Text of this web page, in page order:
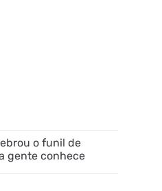
o funil de
gente conhece